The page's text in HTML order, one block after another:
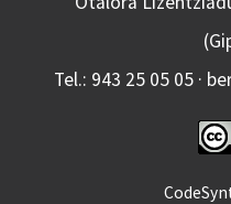
Tel.: 943 25 05 05 ·